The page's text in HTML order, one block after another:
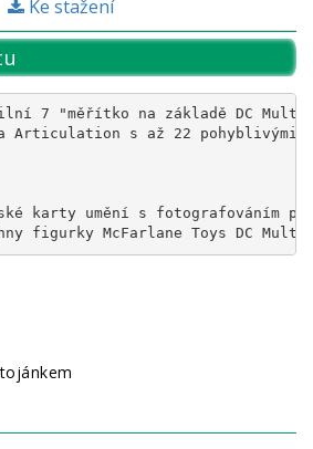
Ke stažení
7 "měřítko na základě DC
Articulation s až 22 pohyblivými
karty umění s fotografováním
figurky McFarlane Toys DC